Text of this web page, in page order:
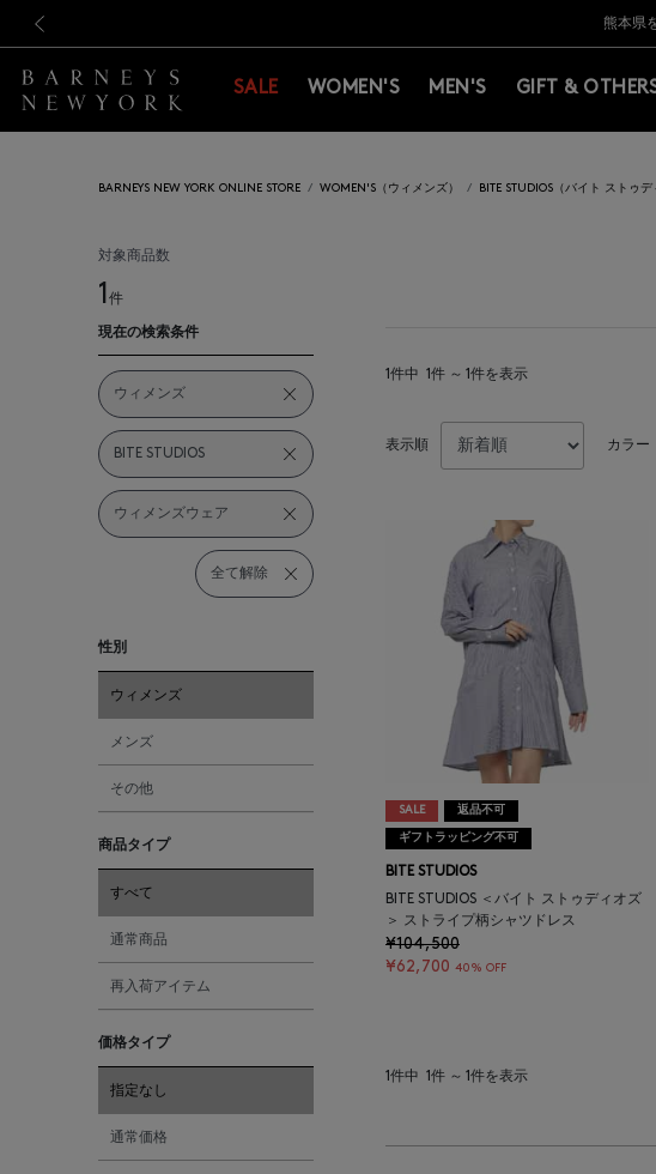
新規登録のお客様も対象！＜MY BARNEYS
【夏季休
熊本県
新規登録のお客様も対象！＜MY BARNEYS
【夏季休
SALE WOMEN'S MEN'S GIFT &
BARNEYS NEW YORK ONLINE STORE WOMEN'S（ウィメンズ） BITE STUDIOS（バイト ストゥデ
対象商品数
1件
現在の検索条件
ウィメンズ
BITE STUDIOS
ウィメンズウェア
全て解除
性別
ウィメンズ
メンズ
その他
商品タイプ
すべて
通常商品
再入荷アイテム
価格タイプ
指定なし
通常価格
1件中 1件 ～ 1件を表示
表示順 カラー
SALE 返品不可
ギフトラッピング不可
BITE STUDIOS
BITE STUDIOS ＜バイト ストゥディオズ
＞ ストライプ柄シャツドレス
¥104,500
¥62,700 40% OFF
1件中 1件 ～ 1件を表示